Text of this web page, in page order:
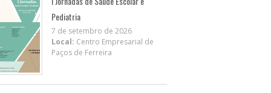
Pediatria
7 de setembro de 2026
Local: Centro Empresarial de
Paços de Ferreira